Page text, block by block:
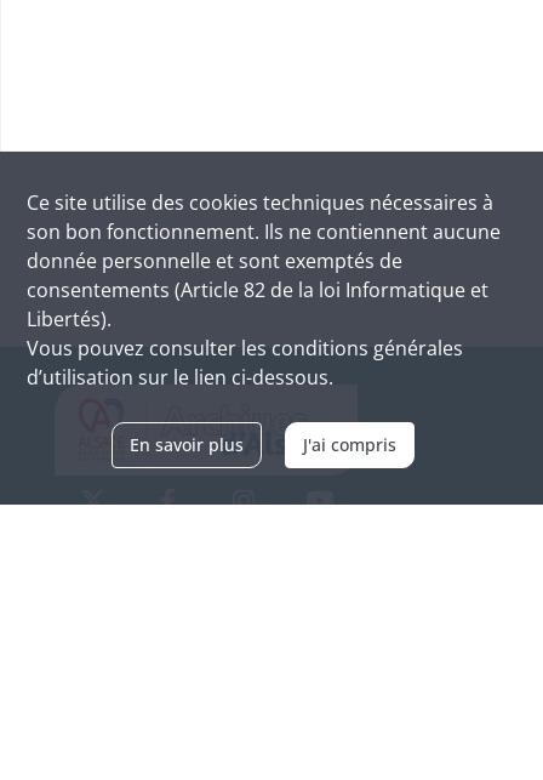
Ce site utilise des cookies techniques nécessaires à
son bon fonctionnement. Ils ne contiennent aucune
donnée personnelle et sont exemptés de
consentements (Article 82 de la loi Informatique et
Libertés).
Vous pouvez consulter les conditions générales
d’utilisation sur le lien ci-dessous.
En savoir plus J'ai compris